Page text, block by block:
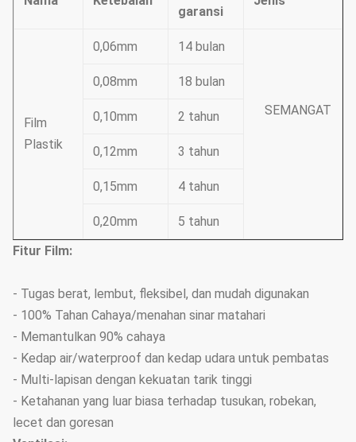
garansi
Film
Plastik
0,06mm 14 bulan
SEMANGAT
0,08mm 18 bulan
0,10mm 2 tahun
0,12mm 3 tahun
0,15mm 4 tahun
0,20mm
5 tahun
Fitur Film:
- Tugas berat, lembut, fleksibel, dan mudah digunakan
- 100% Tahan Cahaya/menahan sinar matahari
- Memantulkan 90% cahaya
- Kedap air/waterproof dan kedap udara untuk pembatas
- Multi-lapisan dengan kekuatan tarik tinggi
- Ketahanan yang luar biasa terhadap tusukan, robekan,
lecet dan goresan